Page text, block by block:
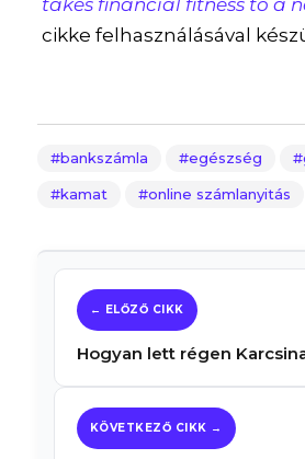
cikke felhasználásával
bankszámla egészség
kamat online számlanyitás
Hogyan lett régen